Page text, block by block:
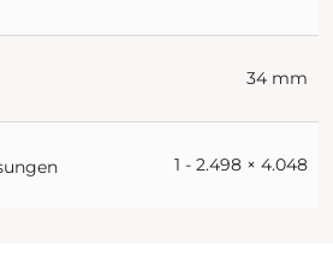
34 mm
1 - 2.498 × 4.048